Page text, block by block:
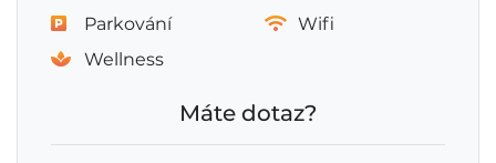
Parkování
Wifi
Wellness
Máte dotaz?